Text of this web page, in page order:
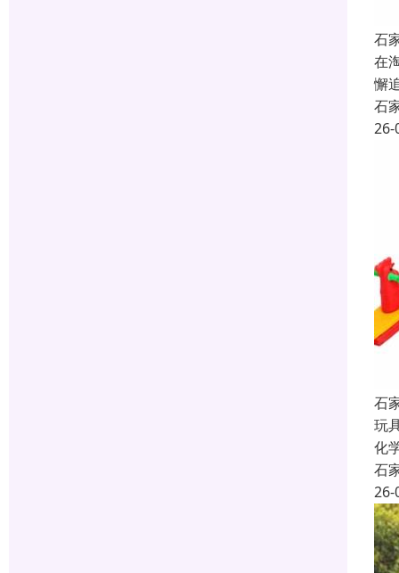
石
在
懈
石
26-
石
玩
化
石
26-